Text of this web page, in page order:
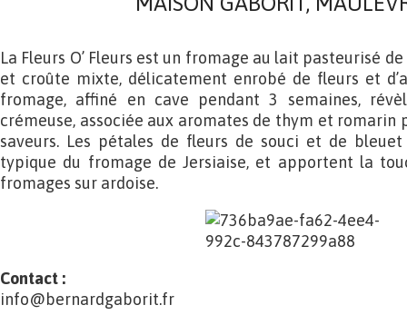
La Fleurs O’ Fleurs est un fromage au lait pasteurisé
et croûte mixte, délicatement enrobé de fleurs et
fromage, affiné en cave pendant 3 semaines,
crémeuse, associée aux aromates de thym et
saveurs. Les pétales de fleurs de souci et de
typique du fromage de Jersiaise, et apportent la
fromages sur ardoise.
Contact :
info@bernardgaborit.fr